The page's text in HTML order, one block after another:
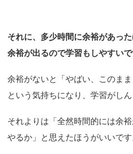
それに、多少時間に余裕があっ
余裕が出るので学習もしやすいで
余裕がないと「やばい、このまま
という気持ちになり、学習がしん
それよりは「全然時間的には余
やるか」と思えたほうがいいです